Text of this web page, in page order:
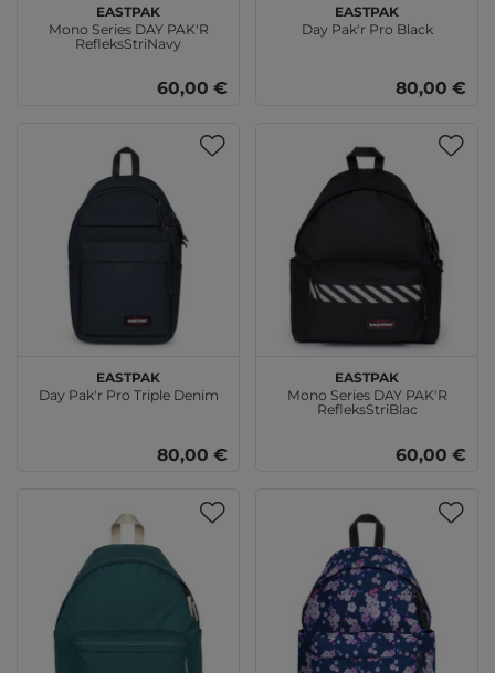
EASTPAK
Mono Series DAY PAK'R
RefleksStriNavy
60,00 €
EASTPAK
Day Pak'r Pro Black
80,00 €
EASTPAK
Day Pak'r Pro Triple Denim
80,00 €
EASTPAK
Mono Series DAY PAK'R
RefleksStriBlac
60,00 €